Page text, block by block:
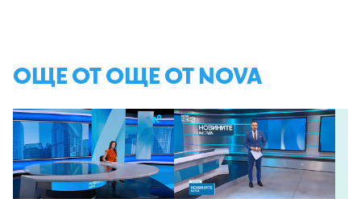
ОЩЕ ОТ ОЩЕ ОТ NOVA